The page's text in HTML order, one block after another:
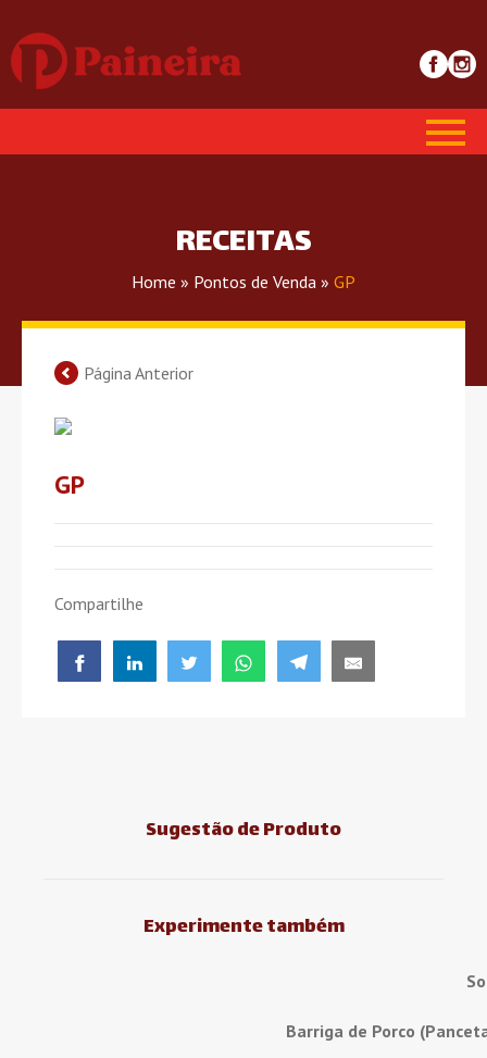
RECEITAS
Home » Pontos de Venda » GP
Página Anterior
GP
Compartilhe
Sugestão de Produto
Experimente também
Barriga de Porco